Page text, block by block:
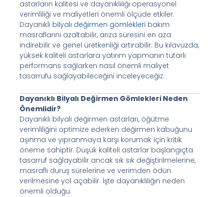
astarların kalitesi ve dayanıklılığı operasyonel
verimliliği ve maliyetleri önemli ölçüde etkiler.
Dayanıklı bilyalı değirmen gömlekleri bakım
masraflarını azaltabilir, arıza süresini en aza
indirebilir ve genel üretkenliği artırabilir. Bu kılavuzda,
yüksek kaliteli astarlara yatırım yapmanın tutarlı
performans sağlarken nasıl önemli maliyet
tasarrufu sağlayabileceğini inceleyeceğiz.
Dayanıklı Bilyalı Değirmen Gömlekleri Neden
Önemlidir?
Dayanıklı bilyalı değirmen astarları, öğütme
verimliliğini optimize ederken değirmen kabuğunu
aşınma ve yıpranmaya karşı korumak için kritik
öneme sahiptir. Düşük kaliteli astarlar başlangıçta
tasarruf sağlayabilir ancak sık sık değiştirilmelerine,
masraflı duruş sürelerine ve verimden ödün
verilmesine yol açabilir. İşte dayanıklılığın neden
önemli olduğu: